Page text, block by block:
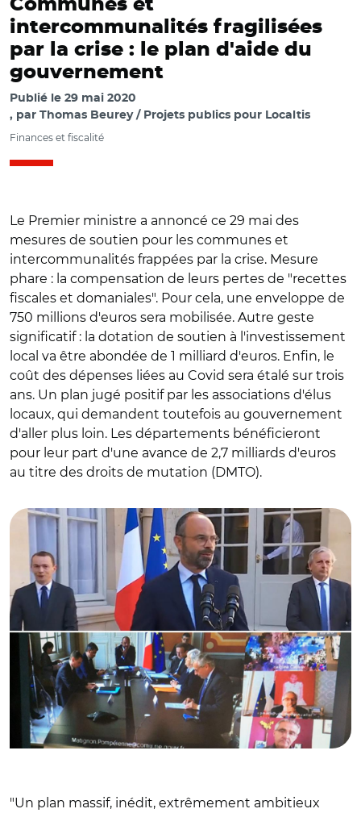
Communes et
intercommunalités fragilisées
par la crise : le plan d'aide du
gouvernement
Publié le 29 mai 2020
par Thomas Beurey / Projets publics pour Localtis
Finances et fiscalité
Le Premier ministre a annoncé ce 29 mai des
mesures de soutien pour les communes et
intercommunalités frappées par la crise. Mesure
phare : la compensation de leurs pertes de "recettes
fiscales et domaniales". Pour cela, une enveloppe de
750 millions d'euros sera mobilisée. Autre geste
significatif : la dotation de soutien à l'investissement
local va être abondée de 1 milliard d'euros. Enfin, le
coût des dépenses liées au Covid sera étalé sur trois
ans. Un plan jugé positif par les associations d'élus
locaux, qui demandent toutefois au gouvernement
d'aller plus loin. Les départements bénéficieront
pour leur part d'une avance de 2,7 milliards d'euros
au titre des droits de mutation (DMTO).
© @EPhilippePM - @PetitesVilles / O. Dussopt, E. Philippe
et J.R. Cazeneuve à l'issue de la visioconférence avec les
"Un plan massif, inédit, extrêmement ambitieux